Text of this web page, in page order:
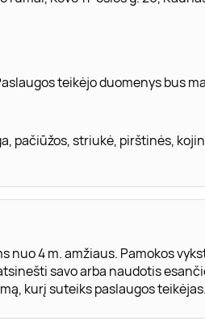
teikėjo duomenys bus
pačiūžos, striukė, pirštinės,
nuo 4 m. amžiaus. Pamokos
savo arba naudotis
kurį suteiks paslaugos teikėjas.